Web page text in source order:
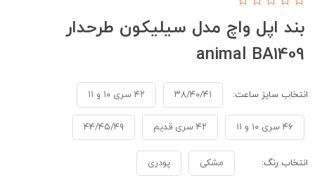
بند اپل واچ مدل سیلیکون طرحدار
animal BA1409
انتخاب سایز ساعت: ۳۸/۴۰/۴۱ ۴۲ سری ۱۰ و ۱۱
۴۶ سری ۱۰ و ۱۱ ۴۲ سری قدیم ۴۴/۴۵/۴۹
انتخاب رنگ: مشکی پودری